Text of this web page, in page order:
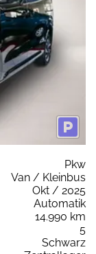
Pkw
Van / Kleinbus
Okt / 2025
Automatik
14.990 km
5
Schwarz